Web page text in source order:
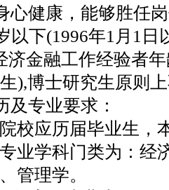
心健康，能够胜任
以下(1996年1月1
济金融工作经验者
),博士研究生原则
及专业要求：
校应历届毕业生，
业学科门类为：经
管理学。